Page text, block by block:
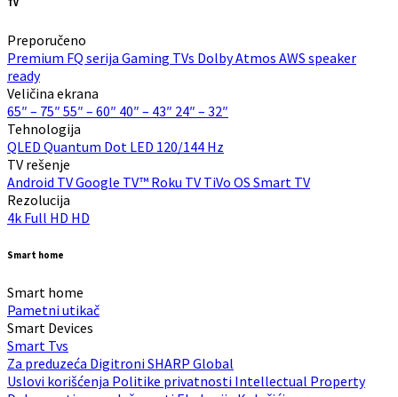
TV
Preporučeno
Premium FQ serija Gaming TVs Dolby Atmos AWS speaker
ready
Veličina ekrana
65″ – 75″ 55″ – 60″ 40″ – 43″ 24″ – 32″
Tehnologija
QLED Quantum Dot LED 120/144 Hz
TV rešenje
Android TVGoogle TV™ Roku TV TiVo OS Smart TV
Rezolucija
4k Full HD HD
Smart home
Smart home
Pametni utikač
Smart Devices
Smart Tvs
Za preduzeća DigitroniSHARP Global
Uslovi korišćenja Politike privatnosti Intellectual Property